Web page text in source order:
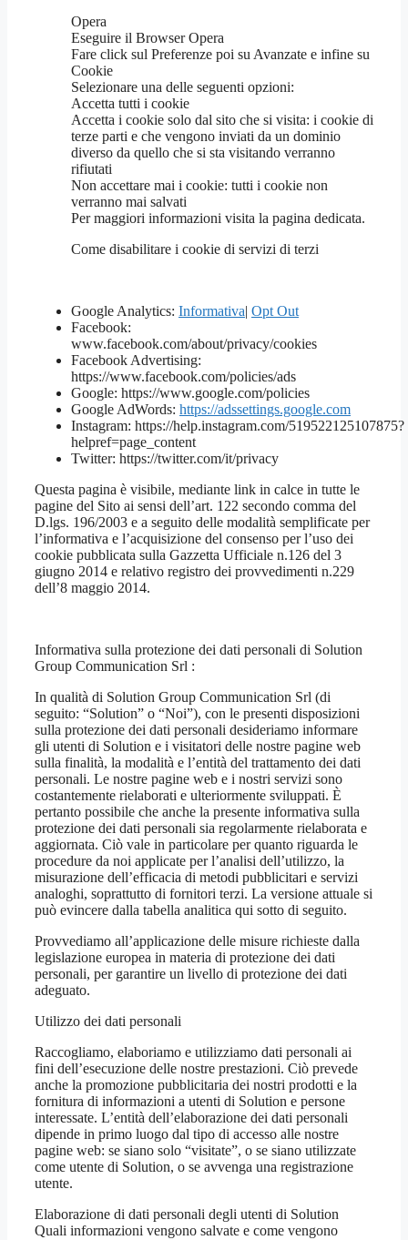
Opera
Eseguire il Browser Opera
Fare click sul Preferenze poi su Avanzate e infine su
Cookie
Selezionare una delle seguenti opzioni:
Accetta tutti i cookie
Accetta i cookie solo dal sito che si visita: i cookie di
terze parti e che vengono inviati da un dominio
diverso da quello che si sta visitando verranno
rifiutati
Non accettare mai i cookie: tutti i cookie non
verranno mai salvati
Per maggiori informazioni visita la pagina dedicata.
Come disabilitare i cookie di servizi di terzi
Google Analytics: Informativa| Opt Out
Facebook:
www.facebook.com/about/privacy/cookies
Facebook Advertising:
https://www.facebook.com/policies/ads
Google: https://www.google.com/policies
Google AdWords: https://adssettings.google.com
Instagram: https://help.instagram.com/519522125107875?
helpref=page_content
Twitter: https://twitter.com/it/privacy
Questa pagina è visibile, mediante link in calce in tutte le
pagine del Sito ai sensi dell’art. 122 secondo comma del
D.lgs. 196/2003 e a seguito delle modalità semplificate per
l’informativa e l’acquisizione del consenso per l’uso dei
cookie pubblicata sulla Gazzetta Ufficiale n.126 del 3
giugno 2014 e relativo registro dei provvedimenti n.229
dell’8 maggio 2014.
Informativa sulla protezione dei dati personali di Solution
Group Communication Srl :
In qualità di Solution Group Communication Srl (di
seguito: “Solution” o “Noi”), con le presenti disposizioni
sulla protezione dei dati personali desideriamo informare
gli utenti di Solution e i visitatori delle nostre pagine web
sulla finalità, la modalità e l’entità del trattamento dei dati
personali. Le nostre pagine web e i nostri servizi sono
costantemente rielaborati e ulteriormente sviluppati. È
pertanto possibile che anche la presente informativa sulla
protezione dei dati personali sia regolarmente rielaborata e
aggiornata. Ciò vale in particolare per quanto riguarda le
procedure da noi applicate per l’analisi dell’utilizzo, la
misurazione dell’efficacia di metodi pubblicitari e servizi
analoghi, soprattutto di fornitori terzi. La versione attuale si
può evincere dalla tabella analitica qui sotto di seguito.
Provvediamo all’applicazione delle misure richieste dalla
legislazione europea in materia di protezione dei dati
personali, per garantire un livello di protezione dei dati
adeguato.
Utilizzo dei dati personali
Raccogliamo, elaboriamo e utilizziamo dati personali ai
fini dell’esecuzione delle nostre prestazioni. Ciò prevede
anche la promozione pubblicitaria dei nostri prodotti e la
fornitura di informazioni a utenti di Solution e persone
interessate. L’entità dell’elaborazione dei dati personali
dipende in primo luogo dal tipo di accesso alle nostre
pagine web: se siano solo “visitate”, o se siano utilizzate
come utente di Solution, o se avvenga una registrazione
utente.
Elaborazione di dati personali degli utenti di Solution
Quali informazioni vengono salvate e come vengono